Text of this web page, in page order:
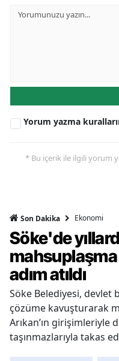
Yorum yazma
* Bu içerik ile ilgili yorum
Son Dakika Ekonomi
Söke'de
adım atıldı
Söke Belediyesi, devlet
çözüme kavuşturarak
Arıkan’ın girişimleriyle
taşınmazlarıyla takas